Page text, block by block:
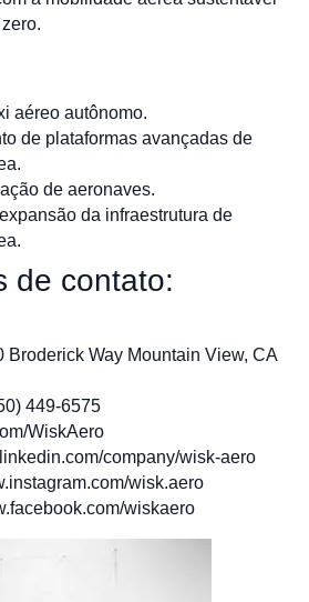
aéreo autônomo.
de plataformas avançadas de
de aeronaves.
da infraestrutura de
de contato:
Broderick Way Mountain View, CA
449-6575
WiskAero
company/wisk-aero
wisk.aero
wiskaero